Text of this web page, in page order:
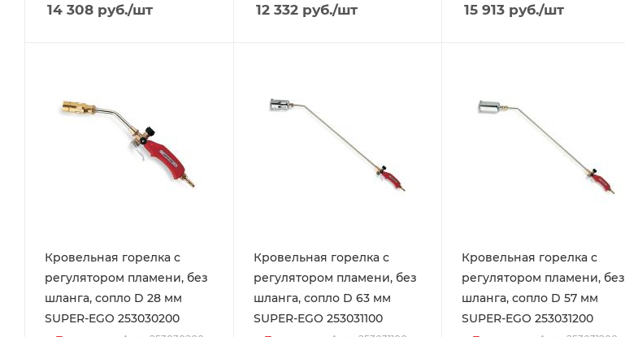
14 308 руб./шт 12 332руб./шт 15 913 руб./шт
Кровельная горелка с
регулятором пламени, без
шланга, сопло D 28 мм
SUPER-EGO 253030200
Кровельная горелка с
регулятором пламени, без
шланга, сопло D 63 мм
SUPER-EGO 253031100
Кровельная горелка с
регулятором пламени, без
шланга, сопло D 57 мм
SUPER-EGO 253031200